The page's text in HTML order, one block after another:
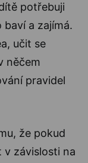
potřebuji
a zajímá.
učit se
něčem
pravidel
že pokud
v závislosti na